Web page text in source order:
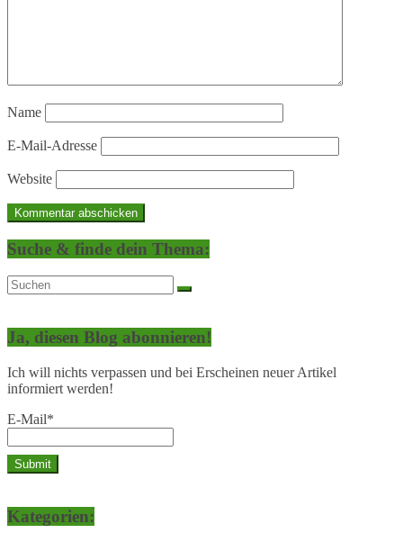
Name
E-Mail-Adresse
Website
Suche & finde dein Thema:
Ja, diesen Blog abonnieren!
Ich will nichts verpassen und bei Erscheinen neuer Artikel
informiert werden!
E-Mail*
Kategorien: